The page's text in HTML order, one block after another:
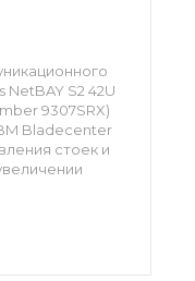
S2 42U
9307SRX)
Bladecenter
стоек и